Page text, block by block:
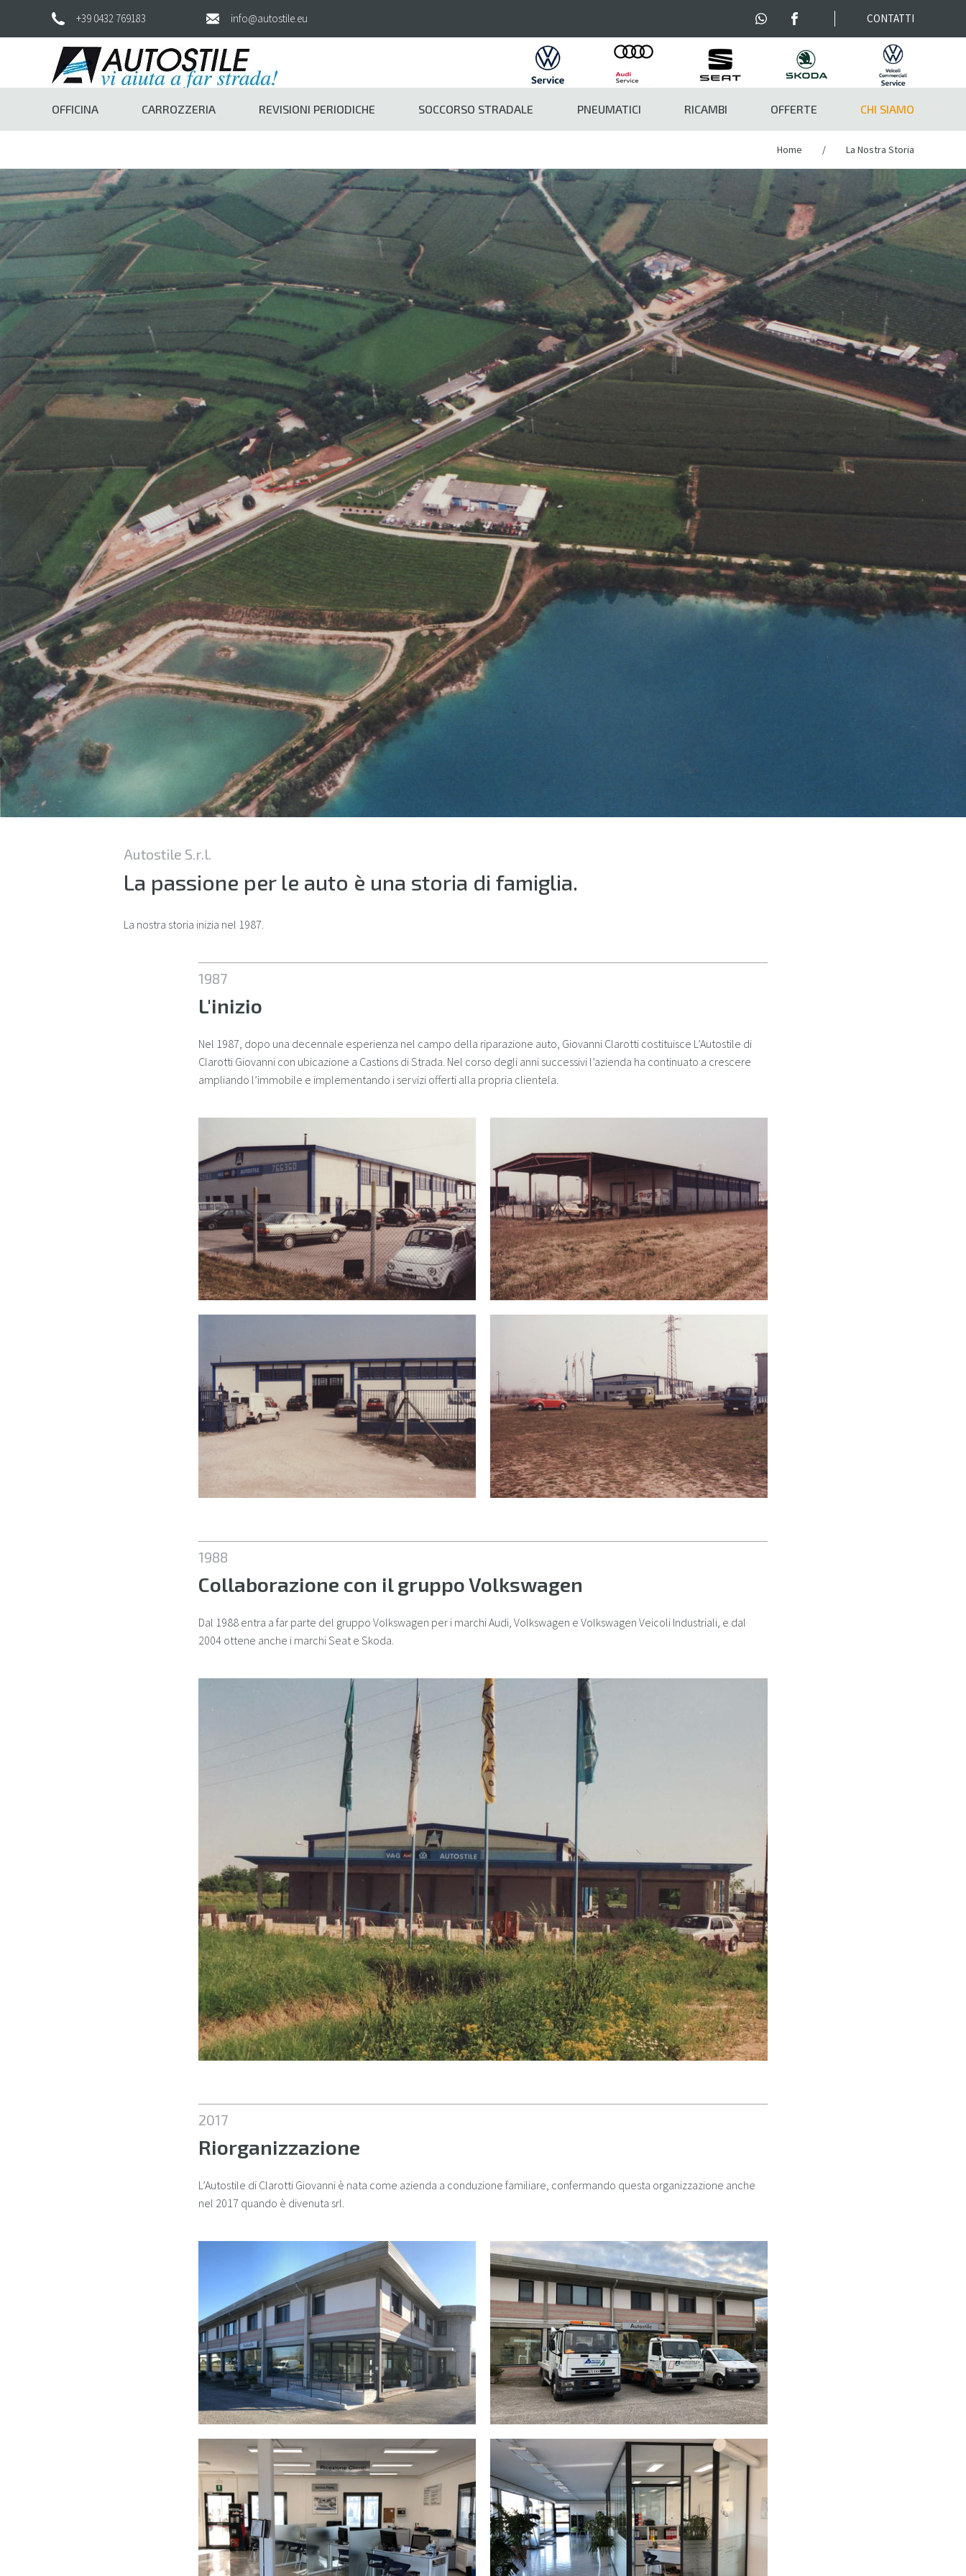
+39 0432 769183 info@autostile.eu Contattaci con WhatsApp
CONTATTI
OFFICINA CARROZZERIA REVISIONI PERIODICHE SOCCORSO STRADALE PNEUMATICI RICAMBI OFFERTE CHI SIAMO
La Nostra Storia
Home La Nostra Storia
Autostile S.r.l.
La passione per le auto è una storia di famiglia.
La nostra storia inizia nel 1987.
1987
L'inizio
Nel 1987, dopo una decennale esperienza nel campo della riparazione auto, Giovanni Clarotti costituisce L’Autostile di
Clarotti Giovanni con ubicazione a Castions di Strada. Nel corso degli anni successivi l’azienda ha continuato a crescere
ampliando l’immobile e implementando i servizi offerti alla propria clientela.
1988
Collaborazione con il gruppo Volkswagen
Dal 1988 entra a far parte del gruppo Volkswagen per i marchi Audi, Volkswagen e Volkswagen Veicoli Industriali, e dal
2004 ottene anche i marchi Seat e Skoda.
2017
Riorganizzazione
L’Autostile di Clarotti Giovanni è nata come azienda a conduzione familiare, confermando questa organizzazione anche
nel 2017 quando è divenuta srl.
azienda-esterno2.jpg
azienda-interni1.jpg azienda-interni2.jpg